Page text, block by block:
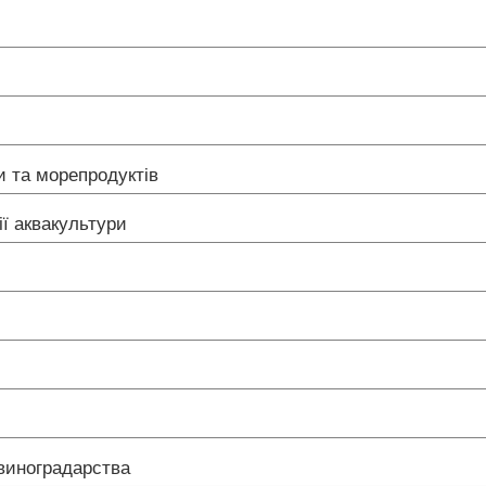
та морепродуктів
аквакультури